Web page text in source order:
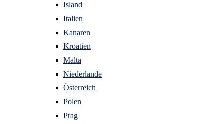
Island
Italien
Kanaren
Kroatien
Malta
Niederlande
Österreich
Polen
Prag